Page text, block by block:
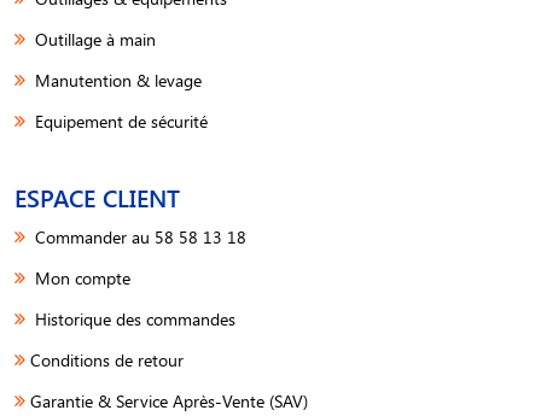
Outillage à main
Manutention & levage
Equipement de sécurité
ESPACE CLIENT
Commander au 58 58 13 18
Mon compte
Historique des commandes
Conditions de retour
Garantie & Service Après-Vente (SAV)